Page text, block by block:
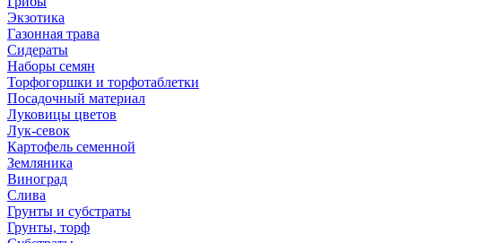
Экзотика
Газонная трава
Сидераты
Наборы семян
Торфогоршки и торфотаблетки
Посадочный материал
Луковицы цветов
Лук-севок
Картофель семенной
Земляника
Виноград
Слива
Грунты и субстраты
Грунты, торф